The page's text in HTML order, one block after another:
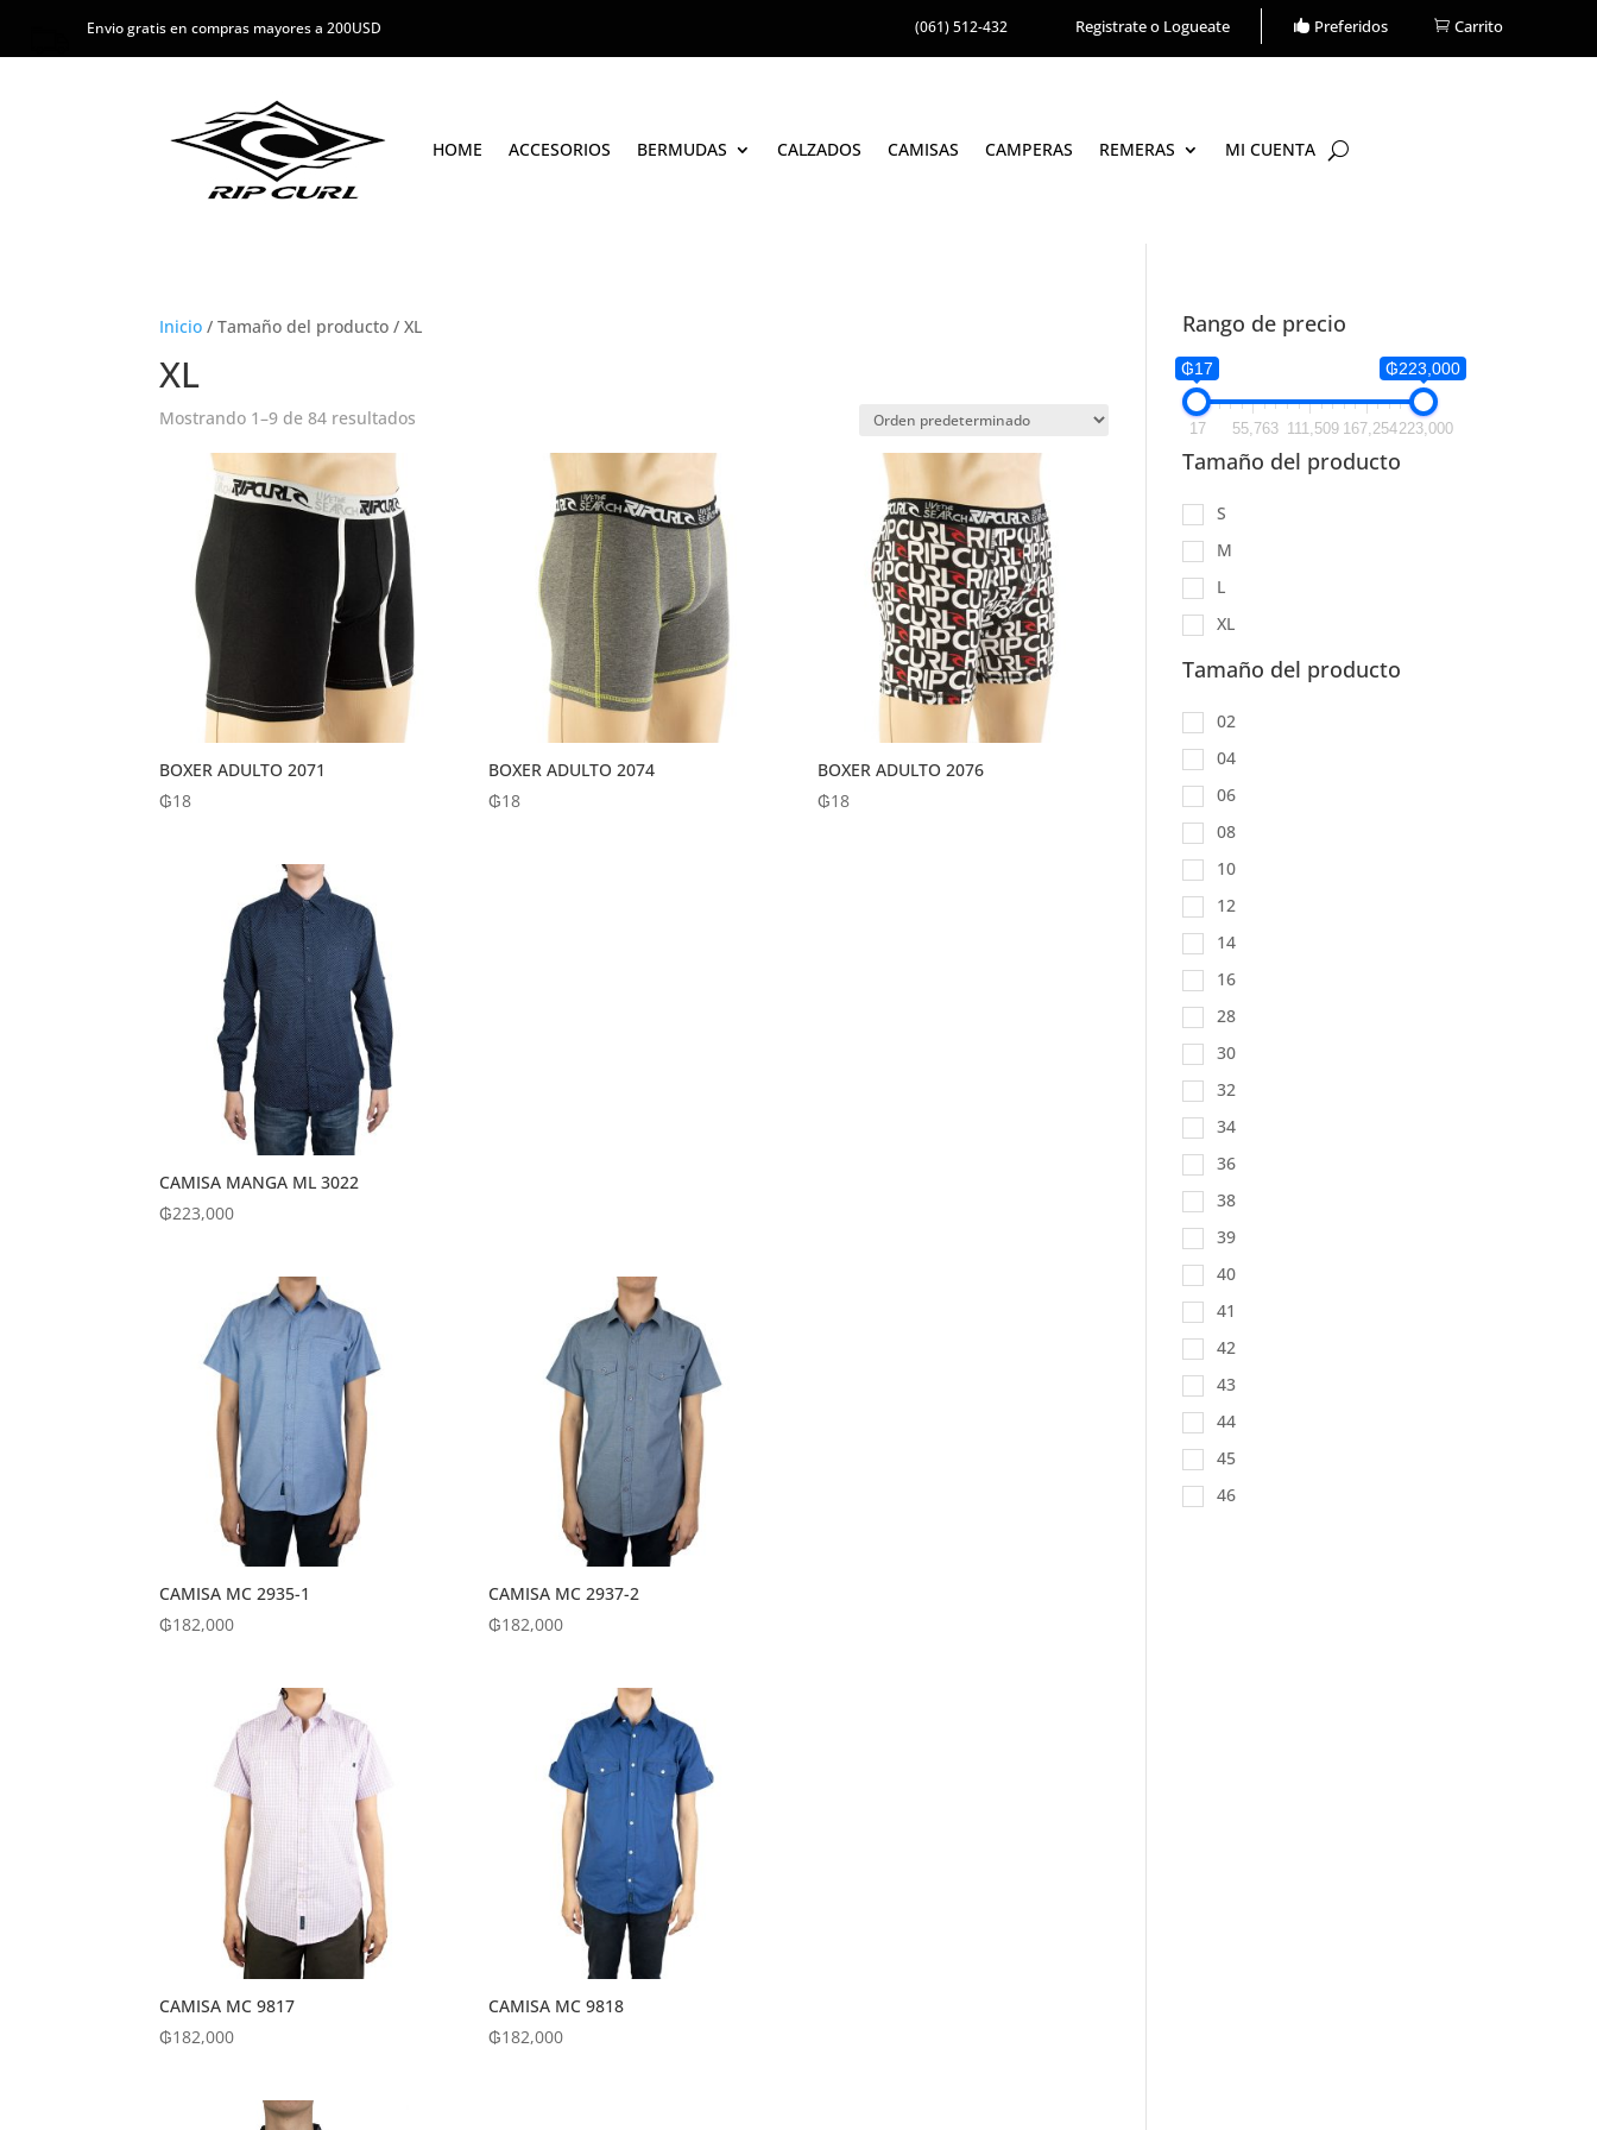
Envio gratis en compras mayores a 200USD (061) 512-432 Registrate o Logueate Preferidos Carrito
HOME ACCESORIOS BERMUDAS CALZADOS CAMISAS CAMPERAS REMERAS MI CUENTA
Inicio / Tamaño del producto / XL
XL
Mostrando 1–9 de 84 resultados
BOXER ADULTO 2071
₲18
BOXER ADULTO 2074
₲18
BOXER ADULTO 2076
₲18
CAMISA MANGA ML 3022
₲223,000
CAMISA MC 2935-1
₲182,000
CAMISA MC 2937-2
₲182,000
CAMISA MC 9817
₲182,000
CAMISA MC 9818
₲182,000
Rango de precio
₲17 ₲223,000
17 55,763 111,509 167,254223,000
Tamaño del producto
S
M
L
XL
Tamaño del producto
02
04
06
08
10
12
14
16
28
30
32
34
36
38
39
40
41
42
43
44
45
46